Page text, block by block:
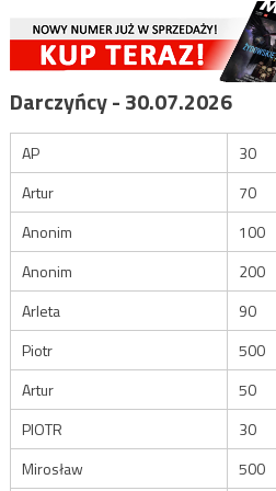
Darczyńcy - 30.07.2026
AP
30
Artur
70
Anonim
100
Anonim
200
Arleta
90
Piotr
500
Artur
50
PIOTR
30
Mirosław
500